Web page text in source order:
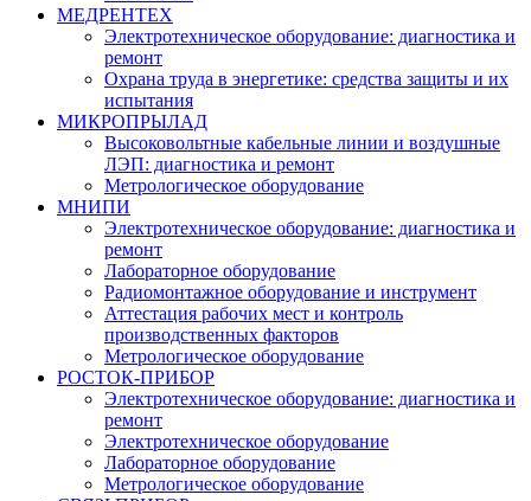
МЕДРЕНТЕХ
Электротехническое оборудование: диагностика и
ремонт
Охрана труда в энергетике: средства защиты и их
испытания
МИКРОПРЫЛАД
Высоковольтные кабельные линии и воздушные
ЛЭП: диагностика и ремонт
Метрологическое оборудование
МНИПИ
Электротехническое оборудование: диагностика и
ремонт
Лабораторное оборудование
Радиомонтажное оборудование и инструмент
Аттестация рабочих мест и контроль
производственных факторов
Метрологическое оборудование
РОСТОК-ПРИБОР
Электротехническое оборудование: диагностика и
ремонт
Электротехническое оборудование
Лабораторное оборудование
Метрологическое оборудование